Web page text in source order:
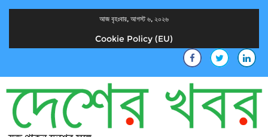
আজ বৃহঃবার, আগস্ট ৬, ২০২৬
Cookie Policy (EU)